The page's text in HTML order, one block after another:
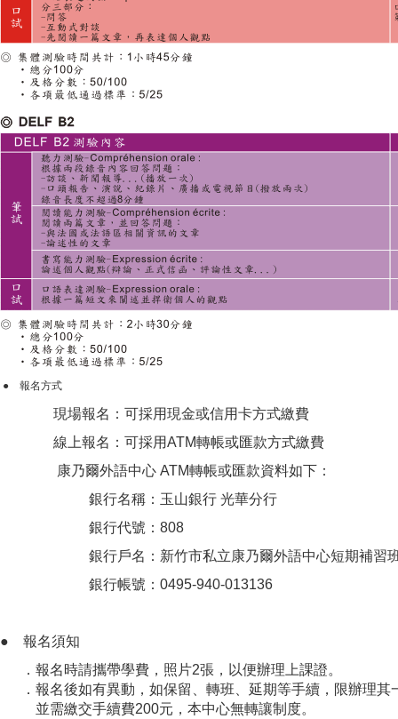
● 報名方式
現場報名：可採用現金或信用卡方式繳費
線上報名：可採用ATM轉帳或匯款方式繳費
康乃爾外語中心 ATM轉帳或匯款資料如下：
銀行名稱：玉山銀行 光華分行
銀行代號：808
銀行戶名：新竹市私立康乃爾外語中心短期補習班
銀行帳號：0495-940-013136
● 報名須知
．報名時請攜帶學費，照片2張，以便辦理上課證。
．報名後如有異動，如保留、轉班、延期等手續，限辦理其
並需繳交手續費200元，本中心無轉讓制度。